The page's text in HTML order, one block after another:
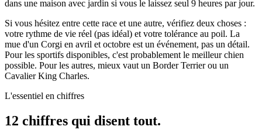
dans une maison avec jardin si vous le laissez seul 9 heures par jour.
Si vous hésitez entre cette race et une autre, vérifiez deux choses :
votre rythme de vie réel (pas idéal) et votre tolérance au poil. La
mue d'un Corgi en avril et octobre est un événement, pas un détail.
Pour les sportifs disponibles, c'est probablement le meilleur chien
possible. Pour les autres, mieux vaut un Border Terrier ou un
Cavalier King Charles.
L'essentiel en chiffres
12 chiffres qui disent tout.